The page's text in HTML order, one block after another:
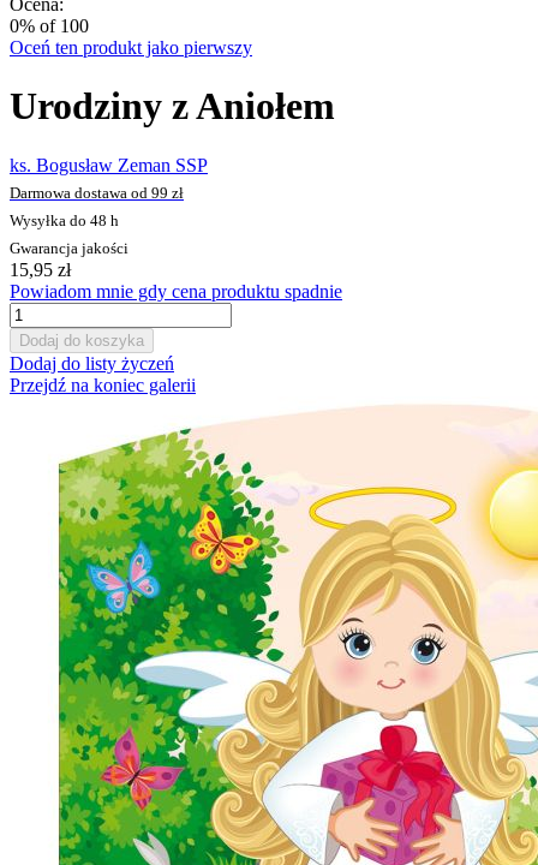
Ocena:
0% of 100
Oceń ten produkt jako pierwszy
Urodziny z Aniołem
ks. Bogusław Zeman SSP
Darmowa dostawa od 99 zł
Wysyłka do 48 h
Gwarancja jakości
15,95 zł
Powiadom mnie gdy cena produktu spadnie
Dodaj do koszyka
Dodaj do listy życzeń
Przejdź na koniec galerii